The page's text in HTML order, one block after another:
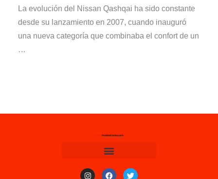
La evolución del Nissan Qashqai ha sido constante
desde su lanzamiento en 2007, cuando inauguró
una nueva categoría que combinaba el confort de un
…